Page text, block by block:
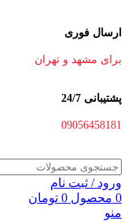
ارسال فوری
برای مشهد و تهران
پشتیبانی 24/7
09056458181
ورود / ثبت نام
0 محصول 0 تومان
منو